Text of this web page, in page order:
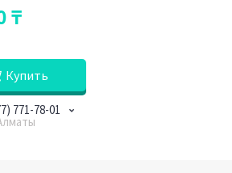
₸
Купить
771-78-01